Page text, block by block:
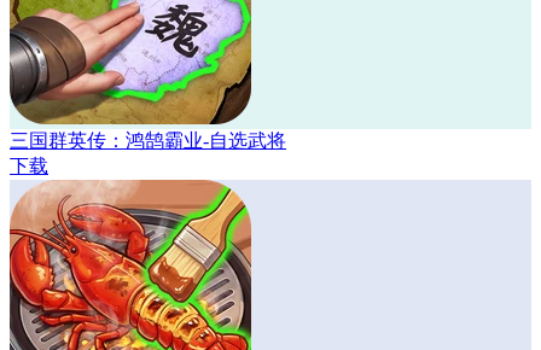
三国群英传：鸿鹄霸业-自选武将
下载